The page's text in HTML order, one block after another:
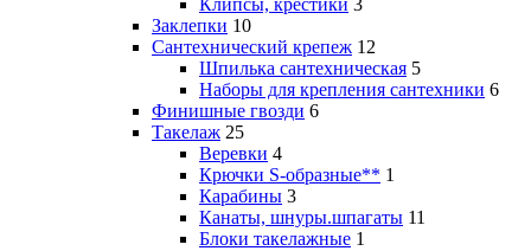
Заклепки 10
Сантехнический крепеж 12
Шпилька сантехническая 5
Наборы для крепления сантехники 6
Финишные гвозди 6
Такелаж 25
Веревки 4
Крючки S-образные** 1
Карабины 3
Канаты, шнуры.шпагаты 11
Блоки такелажные 1